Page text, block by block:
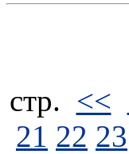
стp. <<
21 22 23